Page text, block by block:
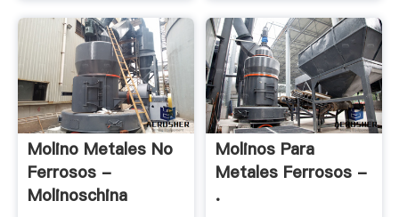
Molino Metales No
Ferrosos -
Molinoschina
Molinos Para
Metales Ferrosos -
.